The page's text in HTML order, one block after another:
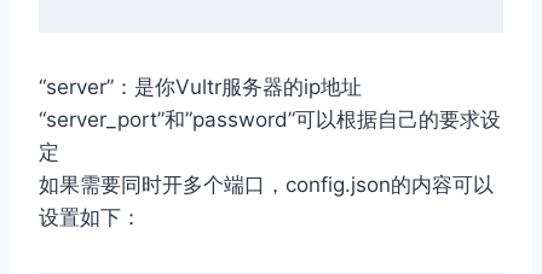
“server”：是你Vultr服务器的ip地址
“server_port”和”password”可以根据自己的要求设
定
如果需要同时开多个端口，config.json的内容可以
设置如下：